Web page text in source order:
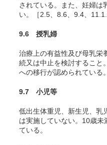
されている 。また、妊婦は
い。［2.5、8.6、9.4、
9.6 授乳婦
治療上の有益性及び母乳栄
続又は中止を検討すること
への移行が認められている。
9.7 小児等
低出生体重児、新生児、乳
は実施していない。10歳
ている。